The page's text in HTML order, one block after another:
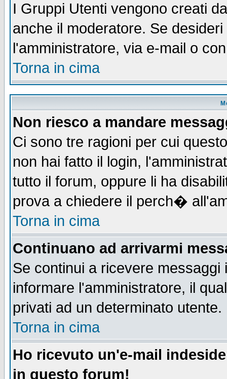
I Gruppi Utenti vengono creati
anche il moderatore. Se
l'amministratore, via e-mail o
Torna in cima
Non riesco a mandare
Ci sono tre ragioni per cui
non hai fatto il login,
tutto il forum, oppure li ha
prova a chiedere il perch�
Torna in cima
Continuano ad arrivarmi
Se continui a ricevere
informare l'amministratore, il
privati ad un determinato utente.
Torna in cima
Ho ricevuto un'e-mail
in questo forum!